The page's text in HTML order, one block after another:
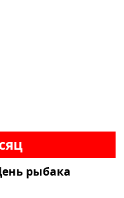
рыбака